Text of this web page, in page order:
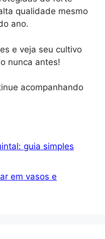
qualidade mesmo
ano.
e veja seu cultivo
nunca antes!
acompanhando
guia simples
em vasos e